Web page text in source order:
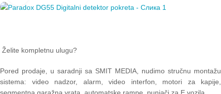
Želite kompletnu ulugu?
Pored prodaje, u saradnji sa SMIT MEDIA, nudimo stručnu montažu
sistema: video nadzor, alarm, video interfon, motori za kapije,
segmentna garažna vrata, automatske rampe, punjači za E vozila.